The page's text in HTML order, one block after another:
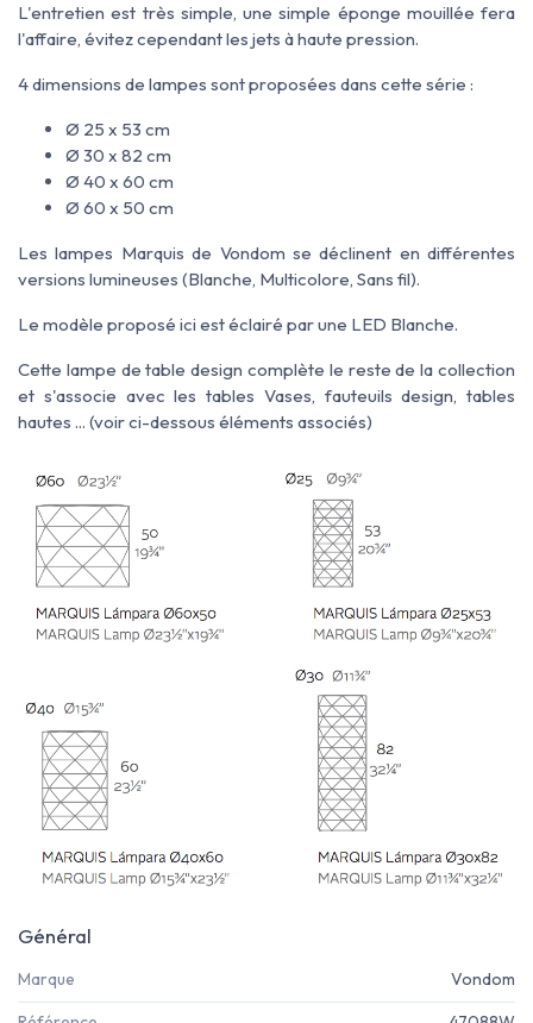
L'entretien est très simple, une simple éponge mouillée fera
l'affaire, évitez cependant les jets à haute pression.
4 dimensions de lampes sont proposées dans cette série :
Ø 25 x 53 cm
Ø 30 x 82 cm
Ø 40 x 60 cm
Ø 60 x 50 cm
Les lampes Marquis de Vondom se déclinent en différentes
versions lumineuses (Blanche, Multicolore, Sans fil).
Le modèle proposé ici est éclairé par une LED Blanche.
Cette lampe de table design complète le reste de la collection
et s'associe avec les tables Vases, fauteuils design, tables
hautes ... (voir ci-dessous éléments associés)
Général
Marque Vondom